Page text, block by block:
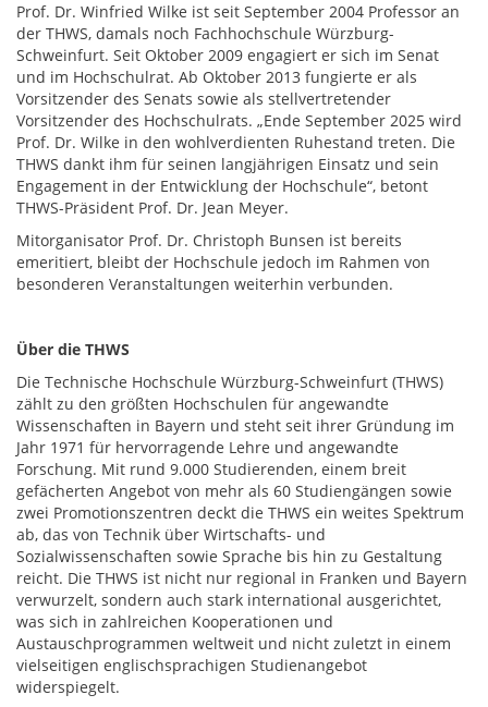
Prof. Dr. Winfried Wilke ist seit September 2004 Professor an
der THWS, damals noch Fachhochschule Würzburg-
Schweinfurt. Seit Oktober 2009 engagiert er sich im Senat
und im Hochschulrat. Ab Oktober 2013 fungierte er als
Vorsitzender des Senats sowie als stellvertretender
Vorsitzender des Hochschulrats. „Ende September 2025 wird
Prof. Dr. Wilke in den wohlverdienten Ruhestand treten. Die
THWS dankt ihm für seinen langjährigen Einsatz und sein
Engagement in der Entwicklung der Hochschule“, betont
THWS-Präsident Prof. Dr. Jean Meyer.
Mitorganisator Prof. Dr. Christoph Bunsen ist bereits
emeritiert, bleibt der Hochschule jedoch im Rahmen von
besonderen Veranstaltungen weiterhin verbunden.
Über die THWS
Die Technische Hochschule Würzburg-Schweinfurt (THWS)
zählt zu den größten Hochschulen für angewandte
Wissenschaften in Bayern und steht seit ihrer Gründung im
Jahr 1971 für hervorragende Lehre und angewandte
Forschung. Mit rund 9.000 Studierenden, einem breit
gefächerten Angebot von mehr als 60 Studiengängen sowie
zwei Promotionszentren deckt die THWS ein weites Spektrum
ab, das von Technik über Wirtschafts- und
Sozialwissenschaften sowie Sprache bis hin zu Gestaltung
reicht. Die THWS ist nicht nur regional in Franken und Bayern
verwurzelt, sondern auch stark international ausgerichtet,
was sich in zahlreichen Kooperationen und
Austauschprogrammen weltweit und nicht zuletzt in einem
vielseitigen englischsprachigen Studienangebot
widerspiegelt.